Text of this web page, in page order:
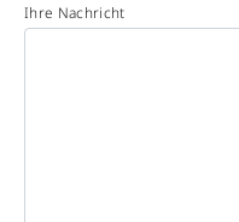
Ihre Nachricht